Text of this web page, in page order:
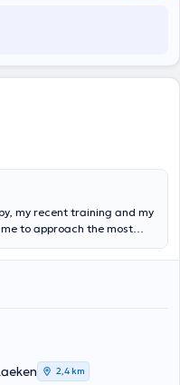
my recent training and my
to approach the most
recovery in the respect,
physiotherapy (adult
with a particular
treatment and prevention. I
and I combine all my skills
abilities.
2,4 km